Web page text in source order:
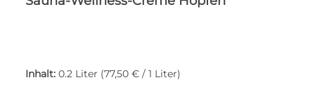
Inhalt: 0.2 Liter (77,50 € / 1 Liter)